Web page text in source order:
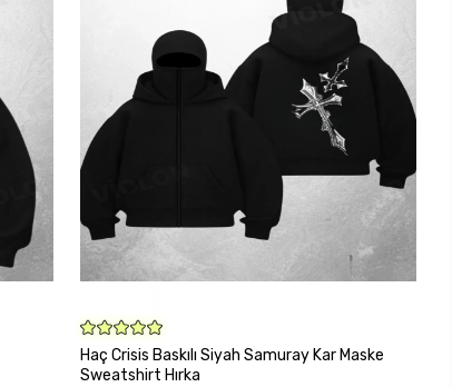
SEPETE EKLE
Haç Crisis Baskılı Siyah Samuray Kar Maske
Sweatshirt Hırka